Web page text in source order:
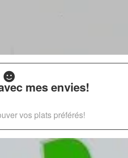
mes envies!
vos plats préférés!